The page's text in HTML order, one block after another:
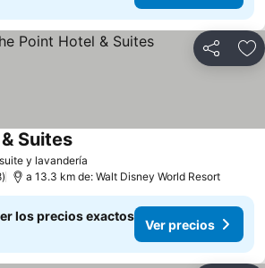
Compartir
y lavandería
Suites
a 13.3 km de: Walt Disney World Resort
los precios exactos
Ver precios